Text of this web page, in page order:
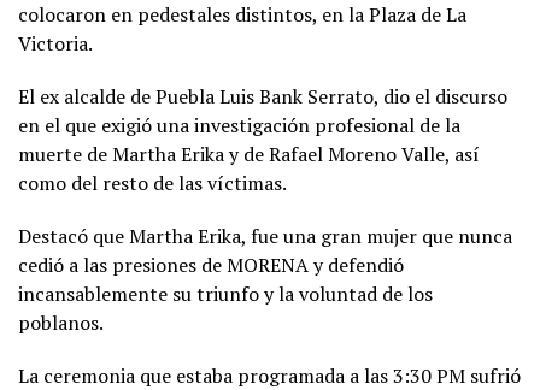
colocaron en pedestales distintos, en la Plaza de La
Victoria.
El ex alcalde de Puebla Luis Bank Serrato, dio el discurso
en el que exigió una investigación profesional de la
muerte de Martha Erika y de Rafael Moreno Valle, así
como del resto de las víctimas.
Destacó que Martha Erika, fue una gran mujer que nunca
cedió a las presiones de MORENA y defendió
incansablemente su triunfo y la voluntad de los
poblanos.
La ceremonia que estaba programada a las 3:30 PM sufrió